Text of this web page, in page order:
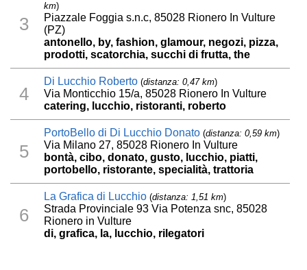
3
km)
Piazzale Foggia s.n.c, 85028 Rionero In Vulture
(PZ)
antonello, by, fashion, glamour, negozi, pizza,
prodotti, scatorchia, succhi di frutta, the
4
Di Lucchio Roberto (distanza: 0,47 km)
Via Monticchio 15/a, 85028 Rionero In Vulture
catering, lucchio, ristoranti, roberto
5
PortoBello di Di Lucchio Donato (distanza: 0,59 km)
Via Milano 27, 85028 Rionero In Vulture
bontà, cibo, donato, gusto, lucchio, piatti,
portobello, ristorante, specialità, trattoria
6
La Grafica di Lucchio (distanza: 1,51 km)
Strada Provinciale 93 Via Potenza snc, 85028
Rionero in Vulture
di, grafica, la, lucchio, rilegatori